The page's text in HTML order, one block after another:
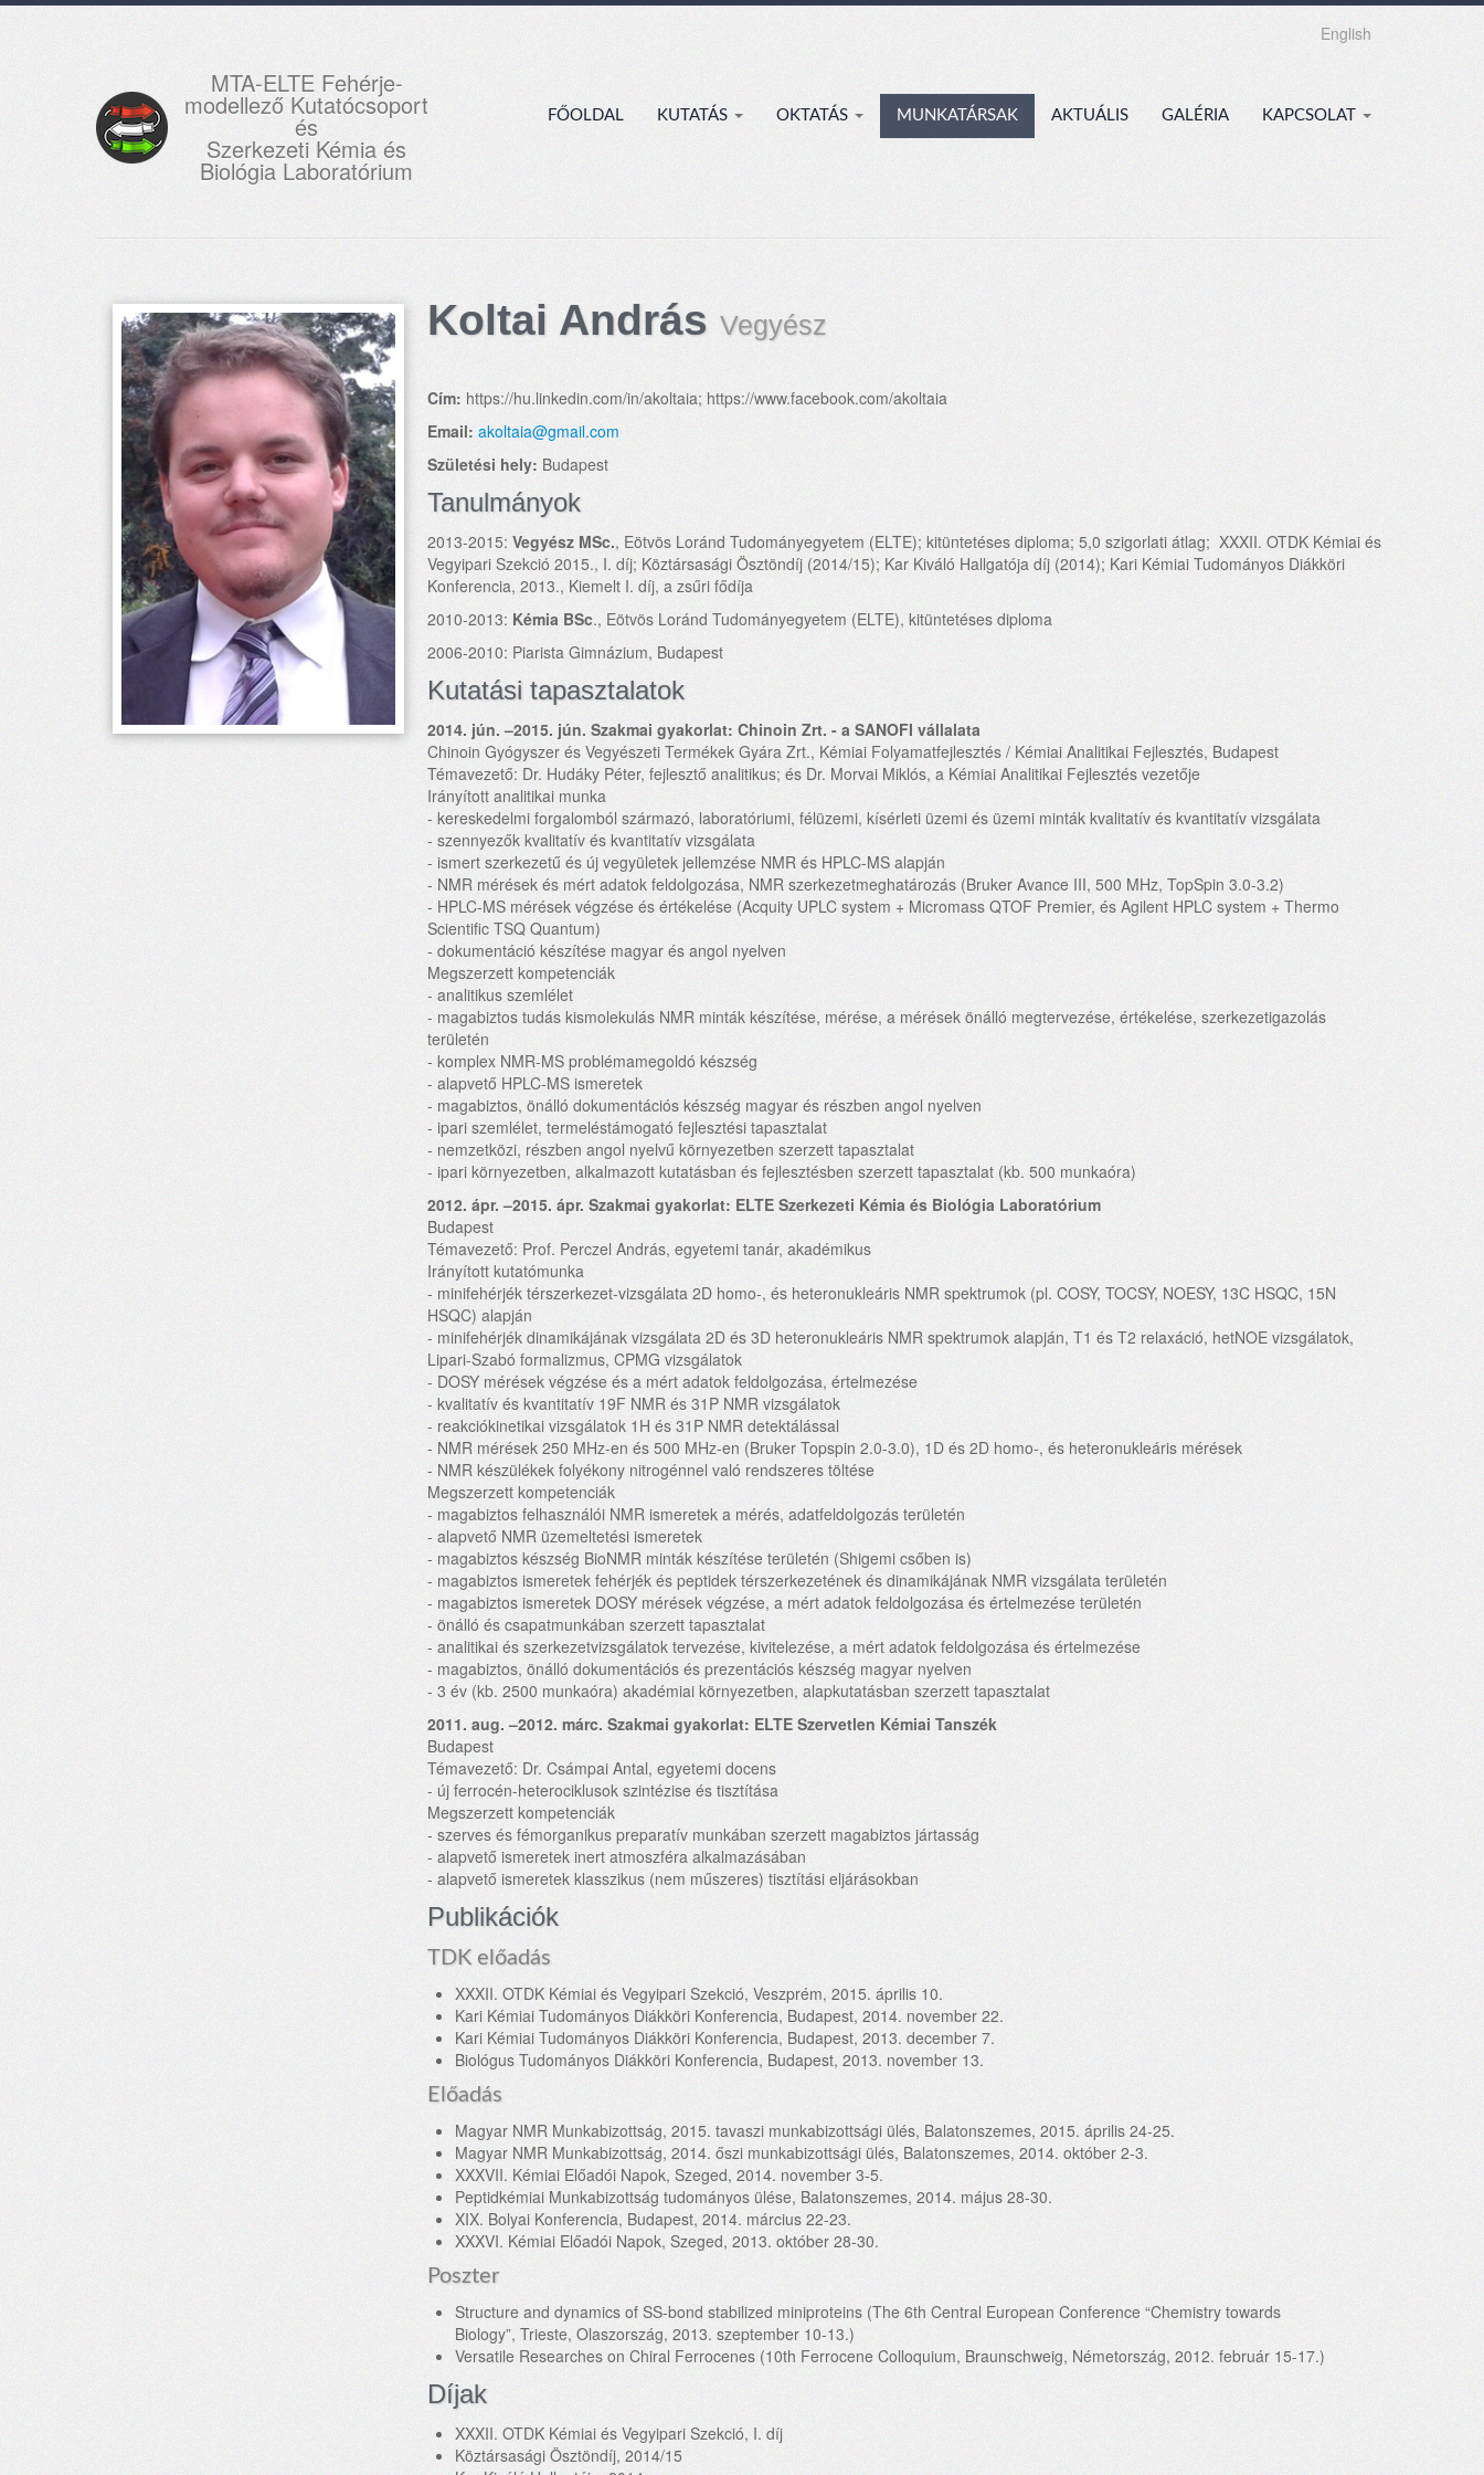
English
MTA-ELTE Fehérje-
modellező Kutatócsoport
és
Szerkezeti Kémia és
Biológia Laboratórium
FŐOLDAL KUTATÁS OKTATÁS MUNKATÁRSAK AKTUÁLIS GALÉRIA KAPCSOLAT
Koltai András Vegyész
Cím: https://hu.linkedin.com/in/akoltaia; https://www.facebook.com/akoltaia
Email: akoltaia@gmail.com
Születési hely: Budapest
Tanulmányok
2013-2015: Vegyész MSc., Eötvös Loránd Tudományegyetem (ELTE); kitüntetéses diploma; 5,0 szigorlati átlag; XXXII. OTDK Kémiai és
Vegyipari Szekció 2015., I. díj; Köztársasági Ösztöndíj (2014/15); Kar Kiváló Hallgatója díj (2014); Kari Kémiai Tudományos Diákköri
Konferencia, 2013., Kiemelt I. díj, a zsűri fődíja
2010-2013: Kémia BSc., Eötvös Loránd Tudományegyetem (ELTE), kitüntetéses diploma
2006-2010: Piarista Gimnázium, Budapest
Kutatási tapasztalatok
2014. jún. –2015. jún. Szakmai gyakorlat: Chinoin Zrt. - a SANOFI vállalata
Chinoin Gyógyszer és Vegyészeti Termékek Gyára Zrt., Kémiai Folyamatfejlesztés / Kémiai Analitikai Fejlesztés, Budapest
Témavezető: Dr. Hudáky Péter, fejlesztő analitikus; és Dr. Morvai Miklós, a Kémiai Analitikai Fejlesztés vezetője
Irányított analitikai munka
- kereskedelmi forgalomból származó, laboratóriumi, félüzemi, kísérleti üzemi és üzemi minták kvalitatív és kvantitatív vizsgálata
- szennyezők kvalitatív és kvantitatív vizsgálata
- ismert szerkezetű és új vegyületek jellemzése NMR és HPLC-MS alapján
- NMR mérések és mért adatok feldolgozása, NMR szerkezetmeghatározás (Bruker Avance III, 500 MHz, TopSpin 3.0-3.2)
- HPLC-MS mérések végzése és értékelése (Acquity UPLC system + Micromass QTOF Premier, és Agilent HPLC system + Thermo
Scientific TSQ Quantum)
- dokumentáció készítése magyar és angol nyelven
Megszerzett kompetenciák
- analitikus szemlélet
- magabiztos tudás kismolekulás NMR minták készítése, mérése, a mérések önálló megtervezése, értékelése, szerkezetigazolás
területén
- komplex NMR-MS problémamegoldó készség
- alapvető HPLC-MS ismeretek
- magabiztos, önálló dokumentációs készség magyar és részben angol nyelven
- ipari szemlélet, termeléstámogató fejlesztési tapasztalat
- nemzetközi, részben angol nyelvű környezetben szerzett tapasztalat
- ipari környezetben, alkalmazott kutatásban és fejlesztésben szerzett tapasztalat (kb. 500 munkaóra)
2012. ápr. –2015. ápr. Szakmai gyakorlat: ELTE Szerkezeti Kémia és Biológia Laboratórium
Budapest
Témavezető: Prof. Perczel András, egyetemi tanár, akadémikus
Irányított kutatómunka
- minifehérjék térszerkezet-vizsgálata 2D homo-, és heteronukleáris NMR spektrumok (pl. COSY, TOCSY, NOESY, 13C HSQC, 15N
HSQC) alapján
- minifehérjék dinamikájának vizsgálata 2D és 3D heteronukleáris NMR spektrumok alapján, T1 és T2 relaxáció, hetNOE vizsgálatok,
Lipari-Szabó formalizmus, CPMG vizsgálatok
- DOSY mérések végzése és a mért adatok feldolgozása, értelmezése
- kvalitatív és kvantitatív 19F NMR és 31P NMR vizsgálatok
- reakciókinetikai vizsgálatok 1H és 31P NMR detektálással
- NMR mérések 250 MHz-en és 500 MHz-en (Bruker Topspin 2.0-3.0), 1D és 2D homo-, és heteronukleáris mérések
- NMR készülékek folyékony nitrogénnel való rendszeres töltése
Megszerzett kompetenciák
- magabiztos felhasználói NMR ismeretek a mérés, adatfeldolgozás területén
- alapvető NMR üzemeltetési ismeretek
- magabiztos készség BioNMR minták készítése területén (Shigemi csőben is)
- magabiztos ismeretek fehérjék és peptidek térszerkezetének és dinamikájának NMR vizsgálata területén
- magabiztos ismeretek DOSY mérések végzése, a mért adatok feldolgozása és értelmezése területén
- önálló és csapatmunkában szerzett tapasztalat
- analitikai és szerkezetvizsgálatok tervezése, kivitelezése, a mért adatok feldolgozása és értelmezése
- magabiztos, önálló dokumentációs és prezentációs készség magyar nyelven
- 3 év (kb. 2500 munkaóra) akadémiai környezetben, alapkutatásban szerzett tapasztalat
2011. aug. –2012. márc. Szakmai gyakorlat: ELTE Szervetlen Kémiai Tanszék
Budapest
Témavezető: Dr. Csámpai Antal, egyetemi docens
- új ferrocén-heterociklusok szintézise és tisztítása
Megszerzett kompetenciák
- szerves és fémorganikus preparatív munkában szerzett magabiztos jártasság
- alapvető ismeretek inert atmoszféra alkalmazásában
- alapvető ismeretek klasszikus (nem műszeres) tisztítási eljárásokban
Publikációk
TDK előadás
XXXII. OTDK Kémiai és Vegyipari Szekció, Veszprém, 2015. április 10.
Kari Kémiai Tudományos Diákköri Konferencia, Budapest, 2014. november 22.
Kari Kémiai Tudományos Diákköri Konferencia, Budapest, 2013. december 7.
Biológus Tudományos Diákköri Konferencia, Budapest, 2013. november 13.
Előadás
Magyar NMR Munkabizottság, 2015. tavaszi munkabizottsági ülés, Balatonszemes, 2015. április 24-25.
Magyar NMR Munkabizottság, 2014. őszi munkabizottsági ülés, Balatonszemes, 2014. október 2-3.
XXXVII. Kémiai Előadói Napok, Szeged, 2014. november 3-5.
Peptidkémiai Munkabizottság tudományos ülése, Balatonszemes, 2014. május 28-30.
XIX. Bolyai Konferencia, Budapest, 2014. március 22-23.
XXXVI. Kémiai Előadói Napok, Szeged, 2013. október 28-30.
Poszter
Structure and dynamics of SS-bond stabilized miniproteins (The 6th Central European Conference “Chemistry towards
Biology”, Trieste, Olaszország, 2013. szeptember 10-13.)
Versatile Researches on Chiral Ferrocenes (10th Ferrocene Colloquium, Braunschweig, Németország, 2012. február 15-17.)
Díjak
XXXII. OTDK Kémiai és Vegyipari Szekció, I. díj
Köztársasági Ösztöndíj, 2014/15